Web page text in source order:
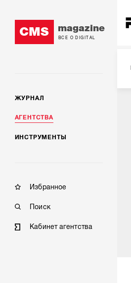
CMS magazine
ВСЕ О DIGITAL
ЖУРНАЛ
АГЕНТСТВА
ИНСТРУМЕНТЫ
Избранное
Поиск
Кабинет агентства